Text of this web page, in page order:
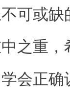
可或缺
之重
会正